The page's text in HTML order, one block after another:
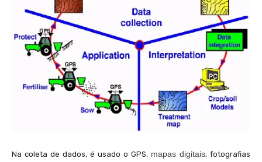
Na coleta de dados, é usado o GPS, mapas digitais, fotografias